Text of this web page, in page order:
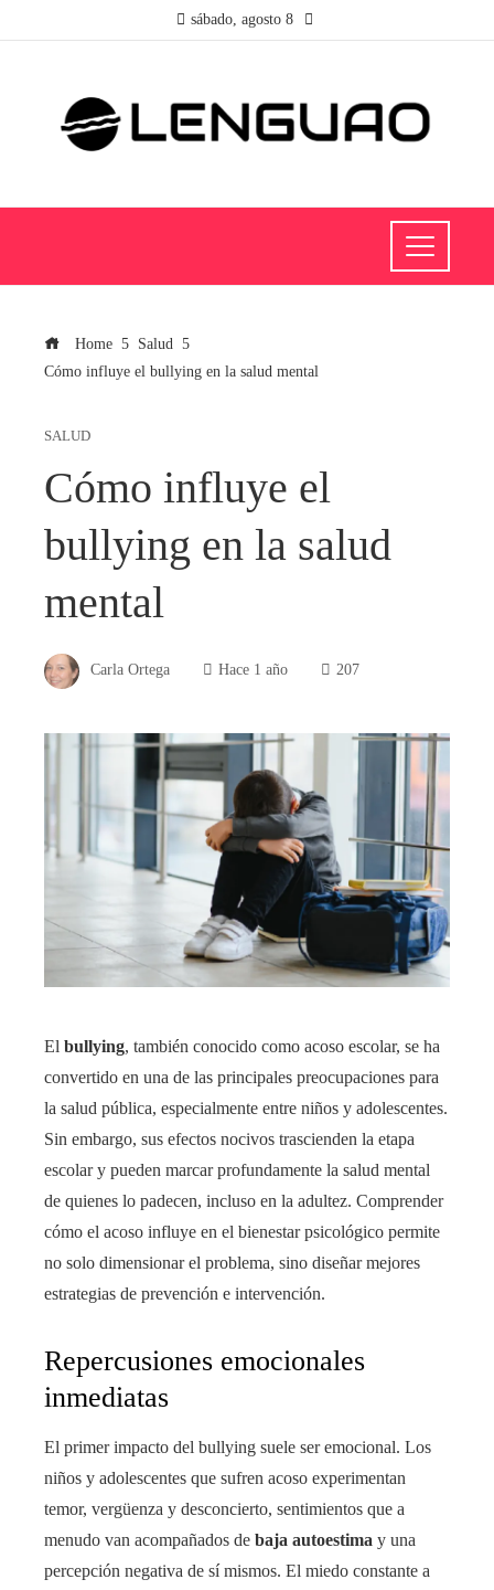
sábado, agosto 8
Home
Salud
Cómo influye el bullying en la salud mental
SALUD
Cómo influye el
bullying en la salud
mental
Carla Ortega Hace 1 año 207
El bullying, también conocido como acoso escolar, se ha
convertido en una de las principales preocupaciones para
la salud pública, especialmente entre niños y adolescentes.
Sin embargo, sus efectos nocivos trascienden la etapa
escolar y pueden marcar profundamente la salud mental
de quienes lo padecen, incluso en la adultez. Comprender
cómo el acoso influye en el bienestar psicológico permite
no solo dimensionar el problema, sino diseñar mejores
estrategias de prevención e intervención.
Repercusiones emocionales
inmediatas
El primer impacto del bullying suele ser emocional. Los
niños y adolescentes que sufren acoso experimentan
temor, vergüenza y desconcierto, sentimientos que a
menudo van acompañados de baja autoestima y una
percepción negativa de sí mismos. El miedo constante a